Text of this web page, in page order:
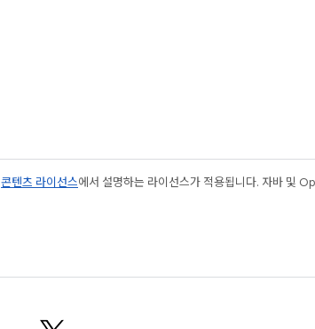
콘텐츠 라이선스에서 설명하는 라이선스가 적용됩니다. 자바 및